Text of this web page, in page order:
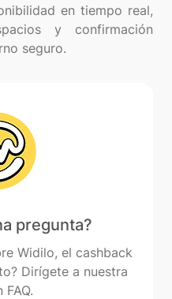
en tiempo real,
y confirmación
pregunta?
Widilo, el cashback
Dirígete a nuestra
FAQ.